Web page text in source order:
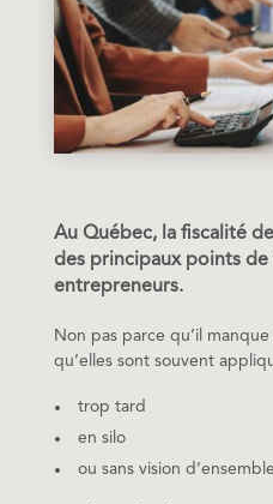
Au Québec, la fiscalité
des principaux points
entrepreneurs.
Non pas parce qu’il
qu’elles sont souvent
trop tard
en silo
ou sans vision d’ensemble